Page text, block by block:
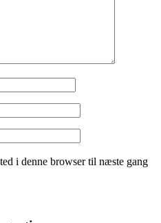
i denne browser til næste gang